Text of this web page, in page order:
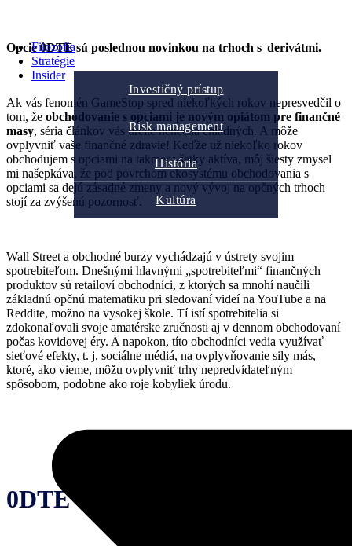
Investičný prístup
Risk management
História
Kultúra
Filozofia
Stratégie
Insider
Opcie 0DTE sú poslednou novinkou na trhoch s derivátmi.
Ak vás fenomén GameStop spred niekoľkých rokov nepresvedčil o
tom, že obchodovanie s opciami je novým opiátom pre finančné
masy, séria článkov vás určite nenechá chladných. A môže
ovplyvniť vaše finančné zdravie! Keďže už niekoľko rokov
obchodujem s opciami na takmer všetky aktíva, môj šiesty zmysel
mi našepkáva, že pod povrchom ekosystému obchodovania s
opciami sa dejú zásadné zmeny a nový vývoj na opčných trhoch
stojí za zvýšenú pozornosť.
Wall Street a obchodné burzy vychádzajú v ústrety svojim
spotrebiteľom. Dnešnými hlavnými „spotrebiteľmi“ finančných
produktov sú retailoví obchodníci, z ktorých sa mnohí naučili
základnú opčnú matematiku pri sledovaní videí na YouTube a na
Reddite, možno na vysokej škole. Tí istí spotrebitelia si
zdokonaľovali svoje amatérske zručnosti aj v dennom obchodovaní
počas kovidovej éry. A napokon, títo obchodníci vedia využívať
sieťové efekty, t. j. sociálne médiá, na ovplyvňovanie sily más,
ktoré, ako vieme, môžu ovplyvniť trhy nepredvídateľným
spôsobom, podobne ako roje kobyliek úrodu.
0DTE opcie